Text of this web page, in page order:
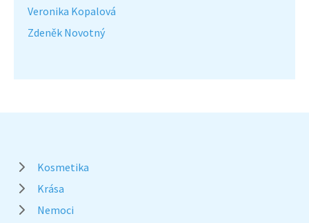
Veronika Kopalová
Zdeněk Novotný
Kosmetika
Krása
Nemoci